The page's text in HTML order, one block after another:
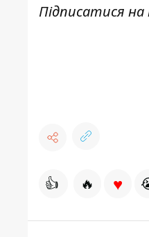
Підписатися
👍 🔥 ♥